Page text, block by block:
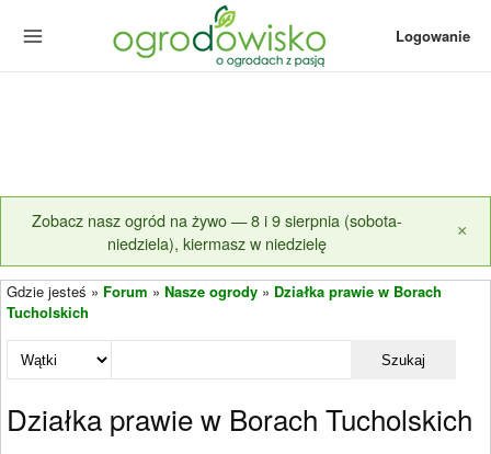
Logowanie
Zobacz nasz ogród na żywo — 8 i 9 sierpnia (sobota-
niedziela), kiermasz w niedzielę
×
Gdzie jesteś » Forum » Nasze ogrody » Działka prawie w Borach
Tucholskich
Szukaj
Działka prawie w Borach Tucholskich